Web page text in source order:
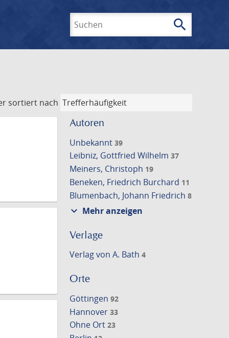
search
sortiert nach
Autoren
Unbekannt 39
Leibniz, Gottfried Wilhelm 37
Meiners, Christoph 19
Beneken, Friedrich Burchard 11
Blumenbach, Johann Friedrich 8
expand_more Mehr anzeigen
Verlage
Verlag von A. Bath 4
Orte
Göttingen 92
Hannover 33
Ohne Ort 23